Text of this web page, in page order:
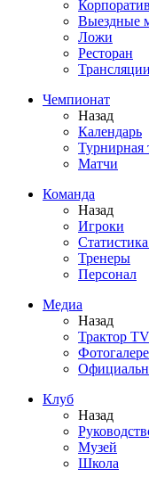
Выездные
Ложи
Ресторан
Чемпионат
Назад
Календарь
Турнирная
Матчи
Команда
Назад
Игроки
Тренеры
Персонал
Медиа
Назад
Трактор TV
Клуб
Назад
Музей
Школа